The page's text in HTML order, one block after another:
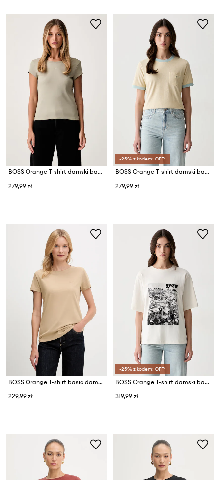
BOSS Orange T-shirt damski bawełniany z elastanem C_Ecute
279,99 zł
-25% z kodem: OFF*
BOSS Orange T-shirt damski bawełniany C_Ezoe
279,99 zł
BOSS Orange T-shirt basic damski bawełniany C Esogo 1
229,99 zł
-25% z kodem: OFF*
BOSS Orange T-shirt damski bawełniany C_Eregular_4
319,99 zł